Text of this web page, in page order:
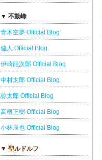
▼ 不動峰
青木空夢 Official Blog
健人 Official Blog
伊崎龍次郎 Official Blog
中村太郎 Official Blog
諒太郎 Official Blog
高根正樹 Official Blog
小林辰也 Official Blog
▼ 聖ルドルフ